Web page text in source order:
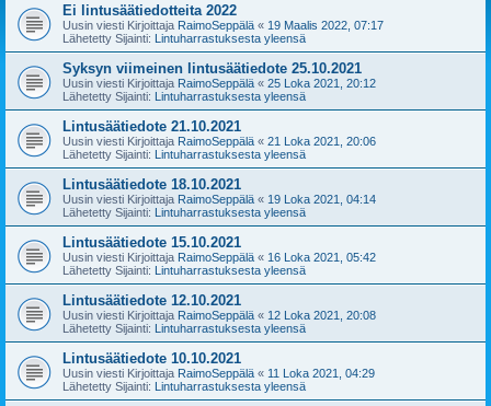
Ei lintusäätiedotteita 2022
Uusin viesti Kirjoittaja RaimoSeppälä « 19 Maalis 2022, 07:17
Lähetetty Sijainti: Lintuharrastuksesta yleensä
Syksyn viimeinen lintusäätiedote 25.10.2021
Uusin viesti Kirjoittaja RaimoSeppälä « 25 Loka 2021, 20:12
Lähetetty Sijainti: Lintuharrastuksesta yleensä
Lintusäätiedote 21.10.2021
Uusin viesti Kirjoittaja RaimoSeppälä « 21 Loka 2021, 20:06
Lähetetty Sijainti: Lintuharrastuksesta yleensä
Lintusäätiedote 18.10.2021
Uusin viesti Kirjoittaja RaimoSeppälä « 19 Loka 2021, 04:14
Lähetetty Sijainti: Lintuharrastuksesta yleensä
Lintusäätiedote 15.10.2021
Uusin viesti Kirjoittaja RaimoSeppälä « 16 Loka 2021, 05:42
Lähetetty Sijainti: Lintuharrastuksesta yleensä
Lintusäätiedote 12.10.2021
Uusin viesti Kirjoittaja RaimoSeppälä « 12 Loka 2021, 20:08
Lähetetty Sijainti: Lintuharrastuksesta yleensä
Lintusäätiedote 10.10.2021
Uusin viesti Kirjoittaja RaimoSeppälä « 11 Loka 2021, 04:29
Lähetetty Sijainti: Lintuharrastuksesta yleensä